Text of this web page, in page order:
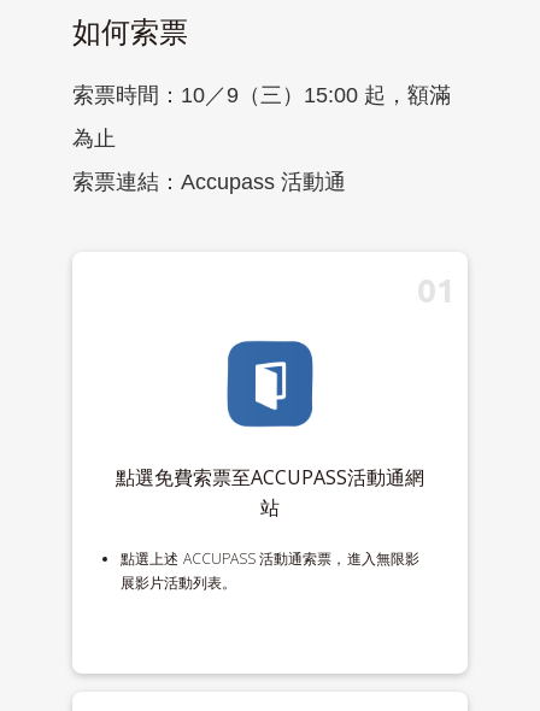
如何索票
索票時間：10／9（三）15:00 起，額滿
為止
索票連結：Accupass 活動通
01
點選免費索票至ACCUPASS活動通網
站
點選上述 ACCUPASS 活動通索票，進入無限影
展影片活動列表。